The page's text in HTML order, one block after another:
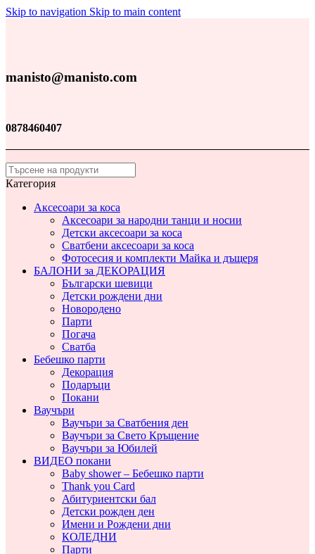
Skip to navigation Skip to main content
manisto@manisto.com
0878460407
Категория
Аксесоари за коса
Аксесоари за народни танци и носии
Детски аксесоари за коса
Сватбени аксесоари за коса
Фотосесия и комплекти Майка и дъщеря
БАЛОНИ за ДЕКОРАЦИЯ
Български шевици
Детски рождени дни
Новородено
Парти
Погача
Сватба
Бебешко парти
Декорация
Подаръци
Покани
Ваучъри
Ваучъри за Сватбения ден
Ваучъри за Свето Кръщение
Ваучъри за Юбилей
ВИДЕО покани
Baby shower – Бебешко парти
Thank you Card
Абитуриентски бал
Детски рожден ден
Имени и Рождени дни
КОЛЕДНИ
Парти